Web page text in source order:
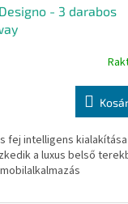
- 3 darabos
fej intelligens kialakítása
a luxus belső